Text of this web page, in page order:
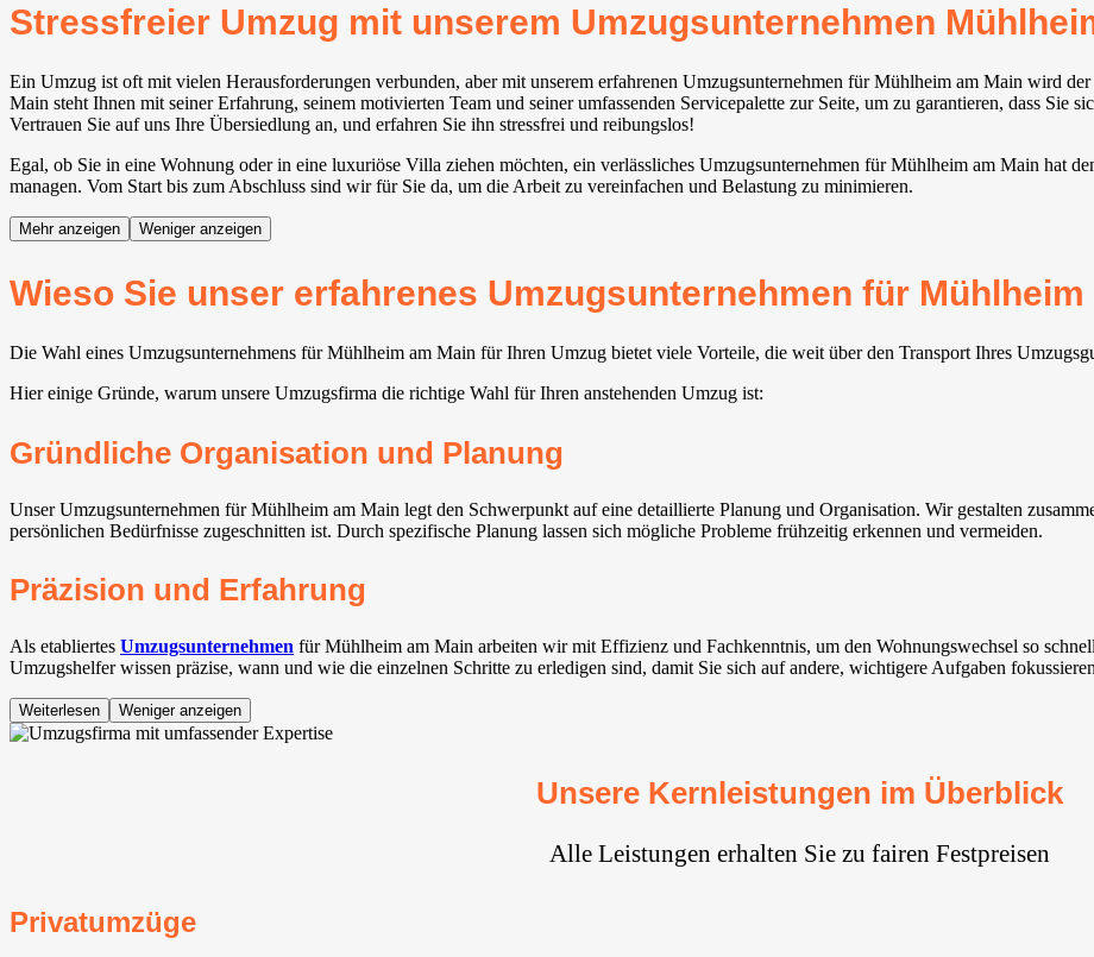
Stressfreier Umzug mit unserem Umzugsunternehmen
Ein Umzug ist oft mit vielen Herausforderungen verbunden, aber mit unserem erfahrenen Umzugsunternehmen für Mühlheim am Main wird
Main steht Ihnen mit seiner Erfahrung, seinem motivierten Team und seiner umfassenden Servicepalette zur Seite, um zu garantieren, dass Sie
Vertrauen Sie auf uns Ihre Übersiedlung an, und erfahren Sie ihn stressfrei und reibungslos!
Egal, ob Sie in eine Wohnung oder in eine luxuriöse Villa ziehen möchten, ein verlässliches Umzugsunternehmen für Mühlheim am Main hat
managen. Vom Start bis zum Abschluss sind wir für Sie da, um die Arbeit zu vereinfachen und Belastung zu minimieren.
Mehr anzeigen Weniger anzeigen
Wieso Sie unser erfahrenes Umzugsunternehmen für
Die Wahl eines Umzugsunternehmens für Mühlheim am Main für Ihren Umzug bietet viele Vorteile, die weit über den Transport Ihres
Hier einige Gründe, warum unsere Umzugsfirma die richtige Wahl für Ihren anstehenden Umzug ist:
Gründliche Organisation und Planung
Unser Umzugsunternehmen für Mühlheim am Main legt den Schwerpunkt auf eine detaillierte Planung und Organisation. Wir gestalten
persönlichen Bedürfnisse zugeschnitten ist. Durch spezifische Planung lassen sich mögliche Probleme frühzeitig erkennen und vermeiden.
Präzision und Erfahrung
Als etabliertes Umzugsunternehmen für Mühlheim am Main arbeiten wir mit Effizienz und Fachkenntnis, um den Wohnungswechsel so
Umzugshelfer wissen präzise, wann und wie die einzelnen Schritte zu erledigen sind, damit Sie sich auf andere, wichtigere Aufgaben
Weiterlesen Weniger anzeigen
Unsere Kernleistungen im Überblick
Alle Leistungen erhalten Sie zu fairen Festpreisen
Privatumzüge